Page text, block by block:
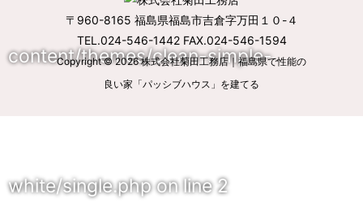
content/themes/clean-simple-
white/single.phpon line2
〒960-8165 福島県福島市吉倉字万田１０-４
TEL.024-546-1442 FAX.024-546-1594
Copyright © 2026株式会社菊田工務店｜福島県で性能の
良い家「パッシブハウス」を建てる